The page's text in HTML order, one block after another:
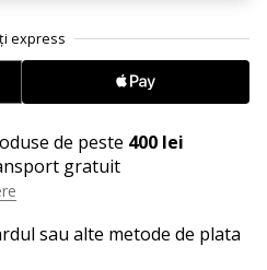
de peste 400 lei
gratuit
sau alte metode de plata